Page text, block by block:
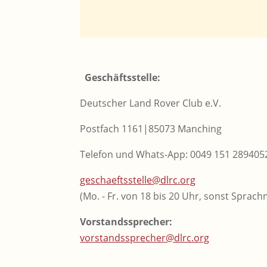
Geschäftsstelle:
Deutscher Land Rover Club e.V.
Postfach 1161|85073 Manching
Telefon und Whats-App: 0049 151
geschaeftsstelle@dlrc.org
(Mo. - Fr. von 18 bis 20 Uhr, sonst
Vorstandssprecher:
vorstandssprecher@dlrc.org